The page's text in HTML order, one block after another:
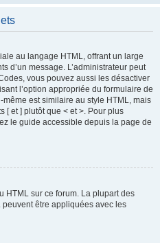
au langage HTML, offrant un large
d’un message. L’administrateur peut
vous pouvez aussi les désactiver
l’option appropriée du formulaire de
est similaire au style HTML, mais
[ et ] plutôt que < et >. Pour plus
le guide accessible depuis la page de
HTML sur ce forum. La plupart des
être appliquées avec les